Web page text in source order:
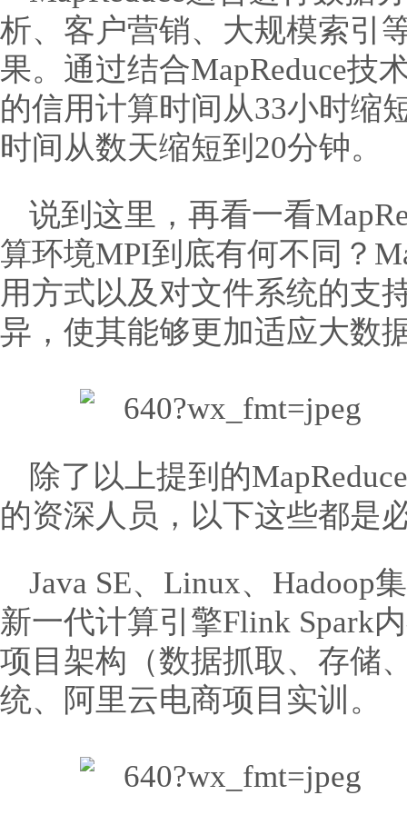
析、客户营销、大规模索引
果。通过结合MapReduce技
的信用计算时间从33小时缩
时间从数天缩短到20分钟。
说到这里，再看一看
算环境MPI到底有何不同？
用方式以及对文件系统的支
异，使其能够更加适应大数
除了以上提到的
的资深人员，以下这些都是
Java SE、Linux、Hadoop
新一代计算引擎Flink Spark
项目架构（数据抓取、存储
统、阿里云电商项目实训。